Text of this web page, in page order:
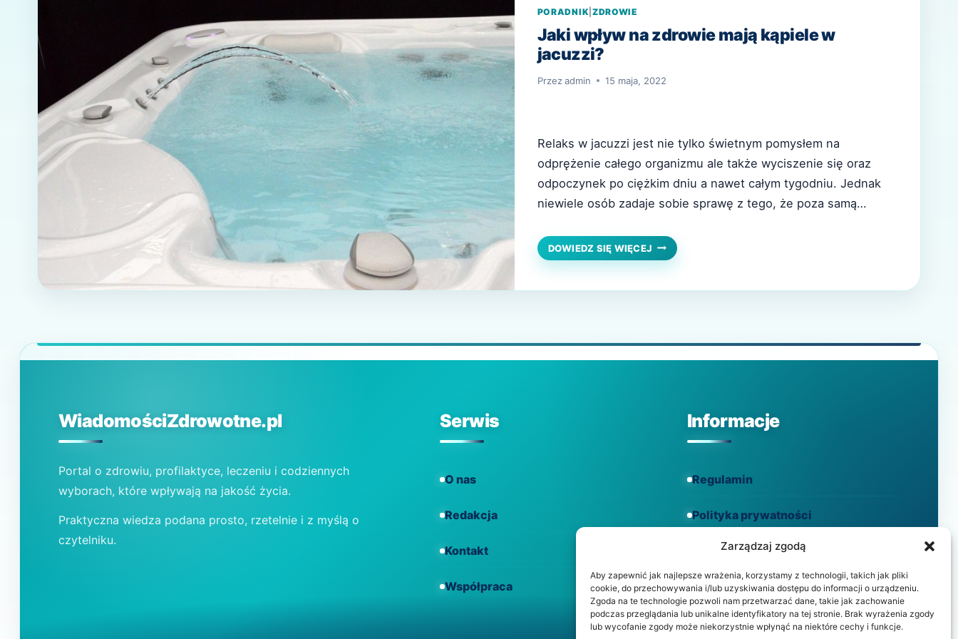
Zarządzaj zgodą
Aby zapewnić jak najlepsze wrażenia, korzystamy z technologii, takich jak pliki
cookie, do przechowywania i/lub uzyskiwania dostępu do informacji o urządzeniu.
Zgoda na te technologie pozwoli nam przetwarzać dane, takie jak zachowanie
podczas przeglądania lub unikalne identyfikatory na tej stronie. Brak wyrażenia zgody
lub wycofanie zgody może niekorzystnie wpłynąć na niektóre cechy i funkcje.
PORADNIK ZDROWIE
Jaki wpływ na zdrowie mają kąpiele w
jacuzzi?
Przez admin 15 maja, 2022
Relaks w jacuzzi jest nie tylko świetnym pomysłem na
odprężenie całego organizmu ale także wyciszenie się oraz
odpoczynek po ciężkim dniu a nawet całym tygodniu. Jednak
niewiele osób zadaje sobie sprawę z tego, że poza samą
jacuzzi płynie także wiele innych terapeutycznych zalet.
Korzystanie z jacuzzi…
DOWIEDZ SIĘ WIĘCEJ JAKI
WPŁYW
JACUZZI?
WiadomościZdrowotne.pl
Portal o zdrowiu, profilaktyce, leczeniu i codziennych
wyborach, które wpływają na jakość życia.
Praktyczna wiedza podana prosto, rzetelnie i z myślą o
czytelniku.
Serwis
O nas
Redakcja
Kontakt
Współpraca
Informacje
Regulamin
Polityka prywatności
Polityka cookies